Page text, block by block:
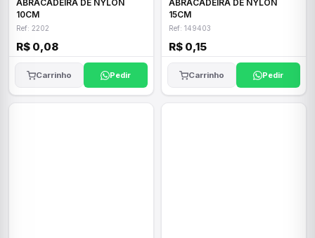
ABRACADEIRA DE NYLON
10CM
Ref: 2202
R$ 0,08
Carrinho Pedir
ABRACADEIRA DE NYLON
15CM
Ref: 149403
R$ 0,15
Carrinho Pedir